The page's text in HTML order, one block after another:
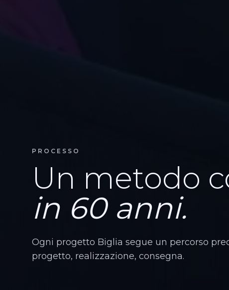
PROCESSO
Un metodo
in 60 anni.
Ogni progetto Biglia segue un percorso
progetto, realizzazione, consegna.